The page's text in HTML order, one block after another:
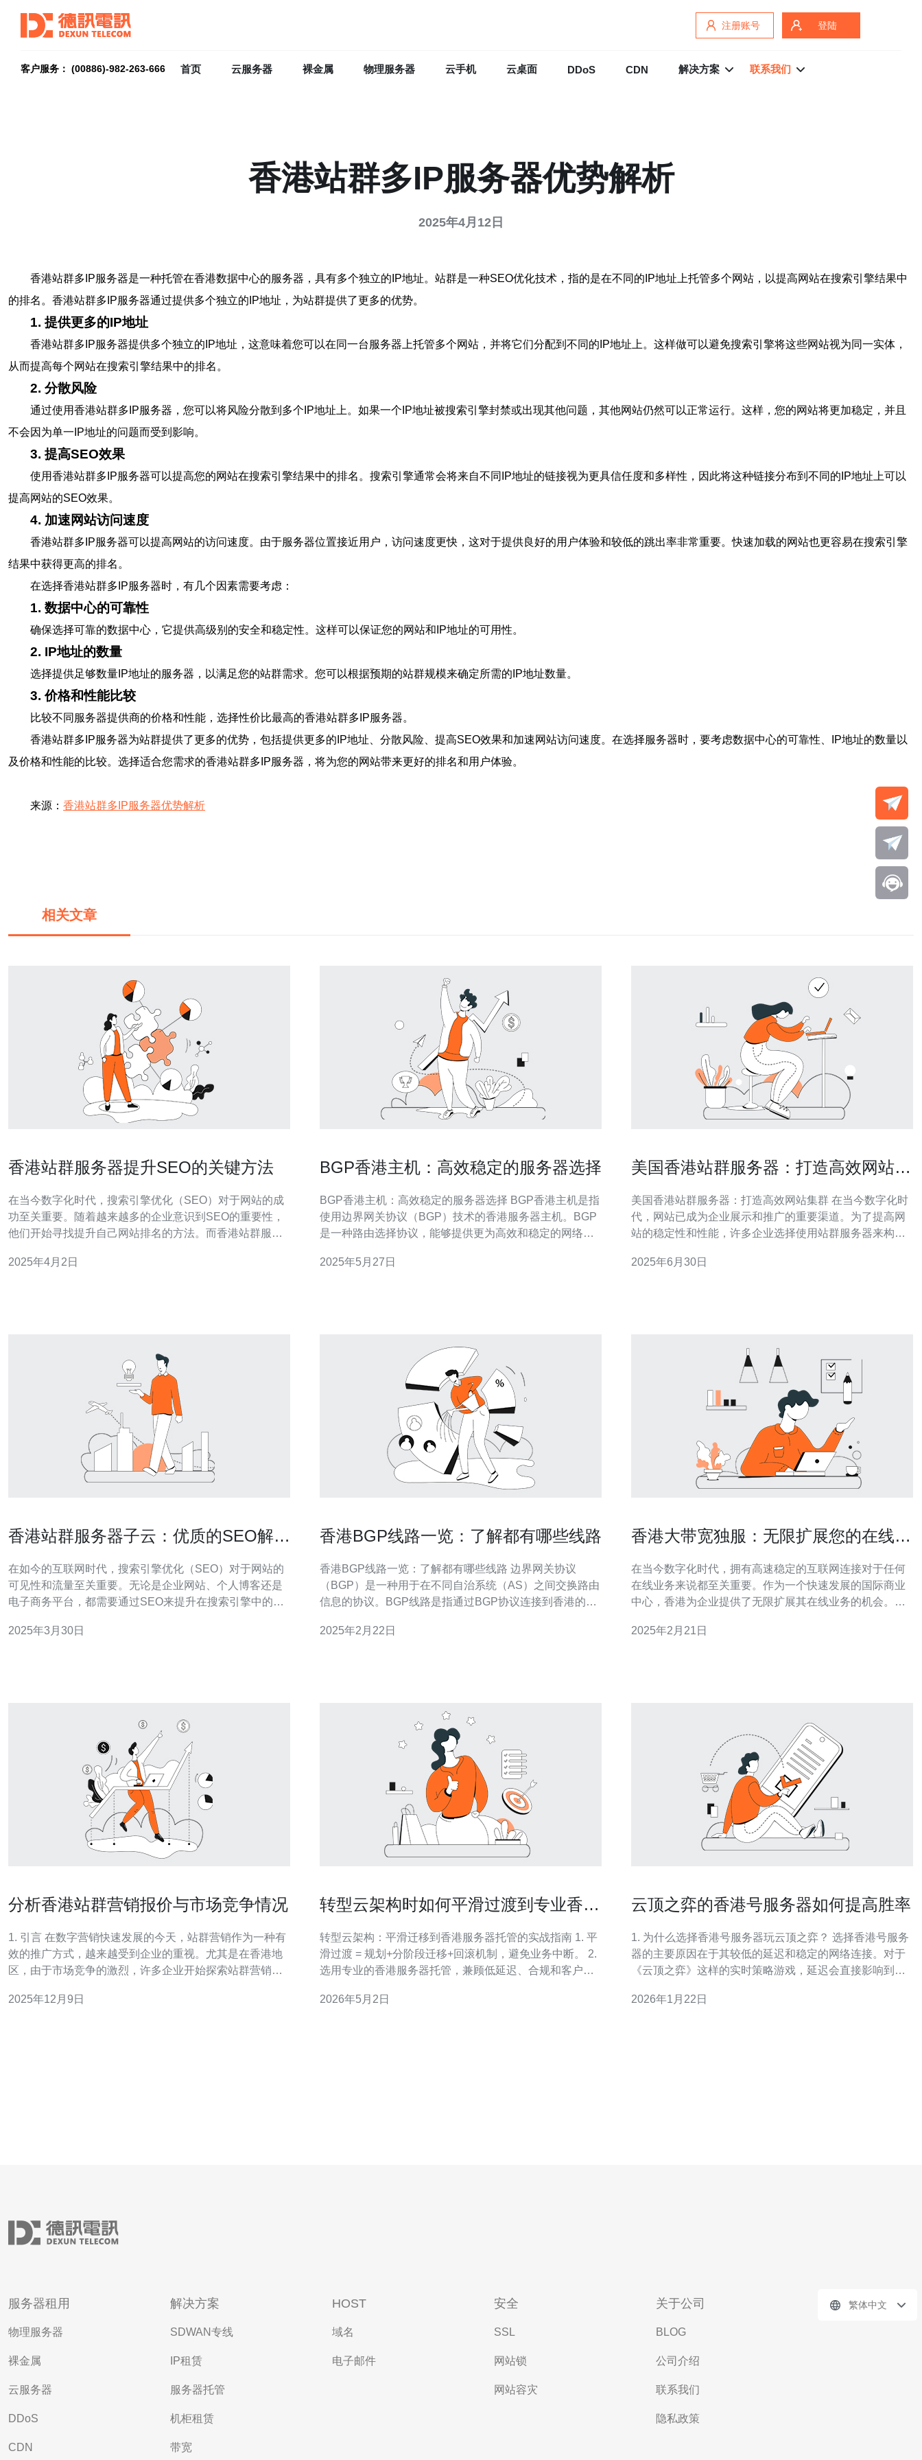
注册账号 登陆
客户服务： (00886)-982-263-666 首页 云服务器 裸金属 物理服务器 云手机 云桌面 DDoS CDN 解决方案 联系我们
香港站群多IP服务器优势解析
2025年4月12日
香港站群多IP服务器是一种托管在香港数据中心的服务器，具有多个独立的IP地址。站群是一种SEO优化技术，指的是在不同的IP地址上托管多个网站，以提高网站在搜索引擎结果中
的排名。香港站群多IP服务器通过提供多个独立的IP地址，为站群提供了更多的优势。
1. 提供更多的IP地址
香港站群多IP服务器提供多个独立的IP地址，这意味着您可以在同一台服务器上托管多个网站，并将它们分配到不同的IP地址上。这样做可以避免搜索引擎将这些网站视为同一实体，
从而提高每个网站在搜索引擎结果中的排名。
2. 分散风险
通过使用香港站群多IP服务器，您可以将风险分散到多个IP地址上。如果一个IP地址被搜索引擎封禁或出现其他问题，其他网站仍然可以正常运行。这样，您的网站将更加稳定，并且
不会因为单一IP地址的问题而受到影响。
3. 提高SEO效果
使用香港站群多IP服务器可以提高您的网站在搜索引擎结果中的排名。搜索引擎通常会将来自不同IP地址的链接视为更具信任度和多样性，因此将这种链接分布到不同的IP地址上可以
提高网站的SEO效果。
4. 加速网站访问速度
香港站群多IP服务器可以提高网站的访问速度。由于服务器位置接近用户，访问速度更快，这对于提供良好的用户体验和较低的跳出率非常重要。快速加载的网站也更容易在搜索引擎
结果中获得更高的排名。
在选择香港站群多IP服务器时，有几个因素需要考虑：
1. 数据中心的可靠性
确保选择可靠的数据中心，它提供高级别的安全和稳定性。这样可以保证您的网站和IP地址的可用性。
2. IP地址的数量
选择提供足够数量IP地址的服务器，以满足您的站群需求。您可以根据预期的站群规模来确定所需的IP地址数量。
3. 价格和性能比较
比较不同服务器提供商的价格和性能，选择性价比最高的香港站群多IP服务器。
香港站群多IP服务器为站群提供了更多的优势，包括提供更多的IP地址、分散风险、提高SEO效果和加速网站访问速度。在选择服务器时，要考虑数据中心的可靠性、IP地址的数量以
及价格和性能的比较。选择适合您需求的香港站群多IP服务器，将为您的网站带来更好的排名和用户体验。
来源： 香港站群多IP服务器优势解析
相关文章
香港站群服务器提升SEO的关键方法
在当今数字化时代，搜索引擎优化（SEO）对于网站的成
功至关重要。随着越来越多的企业意识到SEO的重要性，
他们开始寻找提升自己网站排名的方法。而香港站群服务
而出。本文将介绍一些关键的方法，帮助您利用香港站群
2025年4月2日
BGP香港主机：高效稳定的服务器选择
BGP香港主机：高效稳定的服务器选择 BGP香港主机是指
使用边界网关协议（BGP）技术的香港服务器主机。BGP
是一种路由选择协议，能够提供更为高效和稳定的网络连
接。在选择服务器主机时，考虑到BGP技术可以提供更好
2025年5月27日
美国香港站群服务器：打造高效网站集
美国香港站群服务器：打造高效网站集群 在当今数字化时
代，网站已成为企业展示和推广的重要渠道。为了提高网
站的稳定性和性能，许多企业选择使用站群服务器来构建
稳定性备受青睐。 美国香港站群服务器地理位置优越，位
2025年6月30日
香港站群服务器子云：优质的SEO解决
在如今的互联网时代，搜索引擎优化（SEO）对于网站的
可见性和流量至关重要。无论是企业网站、个人博客还是
电子商务平台，都需要通过SEO来提升在搜索引擎中的排
选择合适的服务器。本文将介绍香港站群服务器子云，作
2025年3月30日
香港BGP线路一览：了解都有哪些线路
香港BGP线路一览：了解都有哪些线路 边界网关协议
（BGP）是一种用于在不同自治系统（AS）之间交换路由
信息的协议。BGP线路是指通过BGP协议连接到香港的网
多的BGP线路提供商，为用户提供高质量、稳定的网络连
2025年2月22日
香港大带宽独服：无限扩展您的在线业
在当今数字化时代，拥有高速稳定的互联网连接对于任何
在线业务来说都至关重要。作为一个快速发展的国际商业
中心，香港为企业提供了无限扩展其在线业务的机会。香
供了出色的性能和可靠性。 高速稳定的连接 香港的大带宽
2025年2月21日
分析香港站群营销报价与市场竞争情况
1. 引言 在数字营销快速发展的今天，站群营销作为一种有
效的推广方式，越来越受到企业的重视。尤其是在香港地
区，由于市场竞争的激烈，许多企业开始探索站群营销的
深入分析，特别关注服务器、VPS、主机、域名等技术相
2025年12月9日
转型云架构时如何平滑过渡到专业香港
转型云架构：平滑迁移到香港服务器托管的实战指南 1. 平
滑过渡 = 规划+分阶段迁移+回滚机制，避免业务中断。 2.
选用专业的香港服务器托管，兼顾低延迟、合规和客户支
在推动从传统云或本地私有云向香港服务器托管迁移时，
2026年5月2日
云顶之弈的香港号服务器如何提高胜率
1. 为什么选择香港号服务器玩云顶之弈？ 选择香港号服务
器的主要原因在于其较低的延迟和稳定的网络连接。对于
《云顶之弈》这样的实时策略游戏，延迟会直接影响到玩
失关键的操作时机，进而影响胜率。因此，香港号服务器
2026年1月22日
服务器租用
物理服务器
裸金属
云服务器
DDoS
CDN
解决方案
SDWAN专线
IP租赁
服务器托管
机柜租赁
带宽
HOST
域名
电子邮件
安全
SSL
网站锁
网站容灾
关于公司
BLOG
公司介绍
联系我们
隐私政策
繁体中文